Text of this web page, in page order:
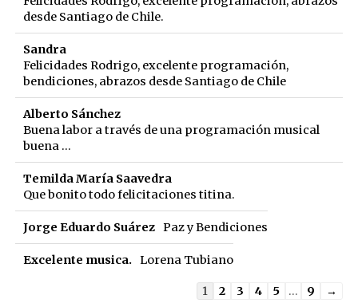
desde Santiago de Chile.
Sandra
Felicidades Rodrigo, excelente programación,
bendiciones, abrazos desde Santiago de Chile
Alberto Sánchez
Buena labor a través de una programación musical
buena ...
Temilda María Saavedra
Que bonito todo felicitaciones titina.
Jorge Eduardo Suárez Paz y Bendiciones
Excelente musica. Lorena Tubiano
Guestbook
1 2 3 4 5 ... 9 →